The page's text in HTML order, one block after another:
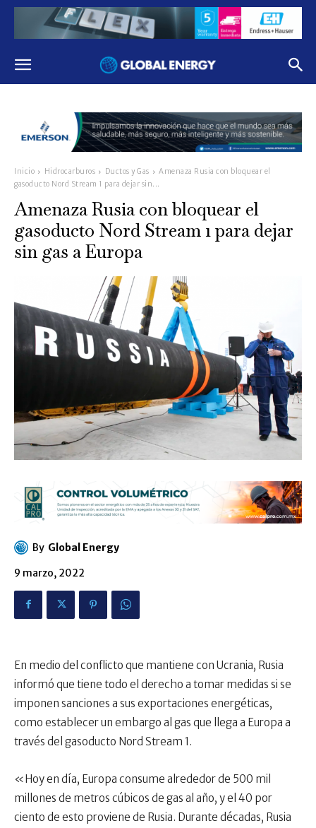
Inicio Hidrocarburos Ductos y Gas
Amenaza Rusia con bloquear el
gasoducto Nord Stream 1 para dejar sin...
Amenaza Rusia con bloquear el
gasoducto Nord Stream 1 para dejar
sin gas a Europa
By Global Energy
9 marzo, 2022
En medio del conflicto que mantiene con Ucrania, Rusia
informó que tiene todo el derecho a tomar medidas si se
imponen sanciones a sus exportaciones energéticas,
como establecer un embargo al gas que llega a Europa a
través del gasoducto Nord Stream 1.
«Hoy en día, Europa consume alrededor de 500 mil
millones de metros cúbicos de gas al año, y el 40 por
ciento de esto proviene de Rusia. Durante décadas, Rusia